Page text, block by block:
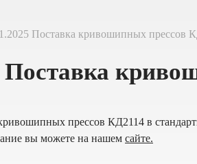
Поставка кривошипных прессов
Поставка
прессов КД2114 в
вы можете на нашем сайте.